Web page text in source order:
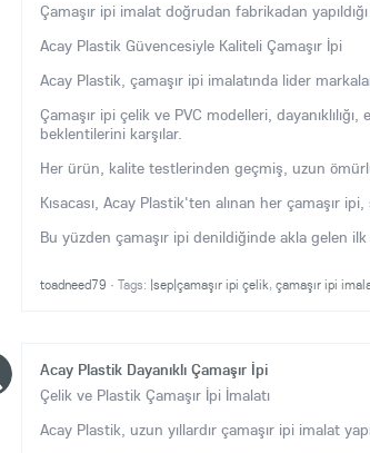
Çamaşır ipi imalat doğrudan fabrikadan
Acay Plastik Güvencesiyle Kaliteli Çamaşır İpi
Acay Plastik, çamaşır ipi imalatında lider
Çamaşır ipi çelik ve PVC modelleri,
beklentilerini karşılar.
Her ürün, kalite testlerinden geçmiş, uzun
Kısacası, Acay Plastik'ten alınan her çamaşır
Bu yüzden çamaşır ipi denildiğinde akla gelen
toadneed79 · Tags: |sep|çamaşır ipi çelik, çamaşır ipi
Acay Plastik Dayanıklı Çamaşır İpi
Çelik ve Plastik Çamaşır İpi İmalatı
Acay Plastik, uzun yıllardır çamaşır ipi imalat